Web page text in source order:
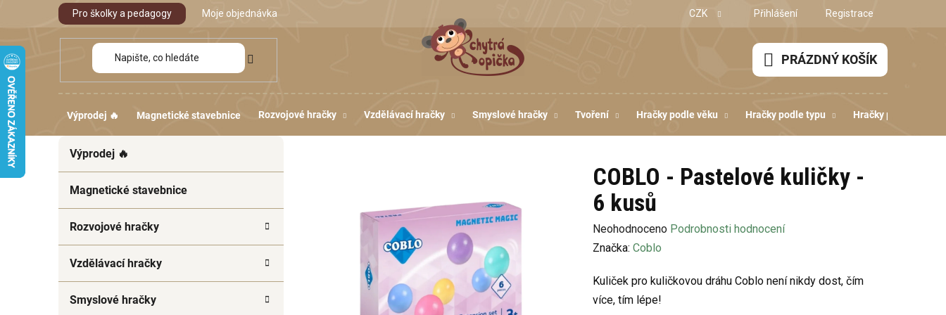
Pro školky a pedagogy Moje objednávka CZK Přihlášení Registrace
NÁKUPNÍ
KOŠÍK
PRÁZDNÝ KOŠÍK
Výprodej 🔥 Magnetické stavebnice Rozvojové hračky Vzdělávací hračky Smyslové hračky Tvoření Hračky podle věku Hračky podle typu Hračky podle
kategorie
t
g
i
Výprodej 🔥
Magnetické stavebnice
Rozvojové hračky
Vzdělávací hračky
Smyslové hračky
COBLO - Pastelové kuličky -
6 kusů
Průměrné
hodnocení
je
0,0
Neohodnoceno Podrobnosti hodnocení
Značka: Coblo
Kuliček pro kuličkovou dráhu Coblo není nikdy dost, čím
více, tím lépe!